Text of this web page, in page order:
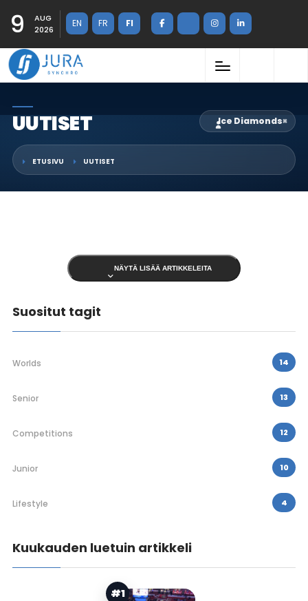
9
AUG
2026
EN FR FI
UUTISET Ice Diamonds×
ETUSIVU UUTISET
NÄYTÄ LISÄÄ ARTIKKELEITA
Suositut tagit
Worlds 14
Senior 13
Competitions 12
Junior 10
Lifestyle 4
Kuukauden luetuin artikkeli
#1